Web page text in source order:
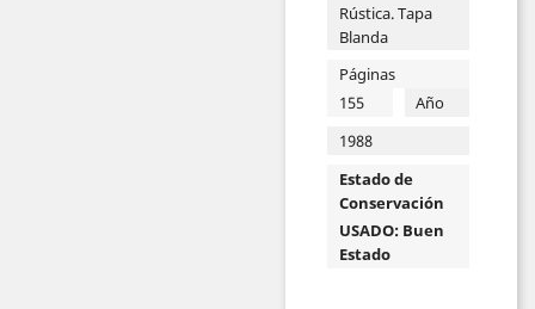
Rústica. Tapa
Blanda
Páginas
155
Año
1988
Estado de
Conservación
USADO: Buen
Estado